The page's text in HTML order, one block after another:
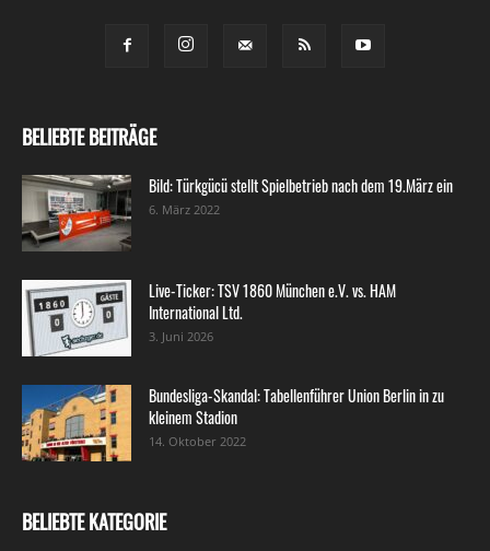
BELIEBTE BEITRÄGE
Bild: Türkgücü stellt Spielbetrieb nach dem 19.März ein
6. März 2022
Live-Ticker: TSV 1860 München e.V. vs. HAM
International Ltd.
3. Juni 2026
Bundesliga-Skandal: Tabellenführer Union Berlin in zu
kleinem Stadion
14. Oktober 2022
BELIEBTE KATEGORIE